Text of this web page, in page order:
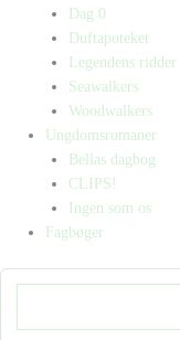
Dag 0
Duftapoteket
Legendens ridder
Seawalkers
Woodwalkers
Ungdomsromaner
Bellas dagbog
CLIPS!
Ingen som os
Fagbøger